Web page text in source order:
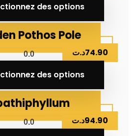
des options
Pothos Pole
0.0 74.90د.ت
des options
0.0 94.90د.ت